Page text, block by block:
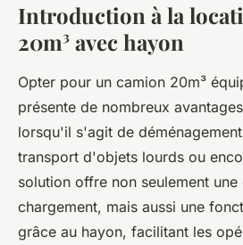
Introduction à la
20m³ avec hayon
Opter pour un camion 20m³
présente de nombreux
lorsqu'il s'agit de
transport d'objets lourds ou
solution offre non seulement
chargement, mais aussi une
grâce au hayon, facilitant les